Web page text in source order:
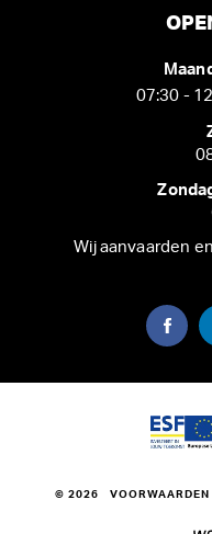
07:30 -
Wij aanvaarden
© 2026 VOORWAARDEN